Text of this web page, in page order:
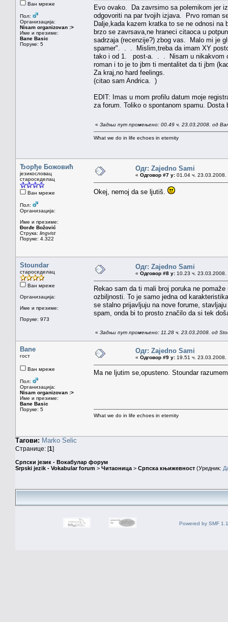
Ван мреже
Пол:
Организација:
Nisam organizovan :>
Име и презиме:
Bane Basic
Поруке: 5
Evo ovako. Da zavrsimo sa polemikom jer
odgovoriti na par tvojih izjava. Prvo roman
Dalje,kada kazem kratka to se ne odnosi
brzo se zavrsava,ne hraneci citaoca u
sadrzaja (recenzije?) zbog vas. Malo mi je
spamer". . . Mislim,treba da imam XY
tako i od 1. post-a. . . Nisam u nikakvom
roman i to je to jbm ti mentalitet da ti jbm
Za kraj,no hard feelings.
(citao sam Andrica. )
EDIT: Imas u mom profilu datum moje
za forum. Toliko o spontanom spamu. Dosta
« Задњи пут промењено: 00.49 ч. 23.03.2008. од
What we do in life echoes in eternity
Ђорђе Божовић
језикословац
староседелац
Ван мреже
Пол:
Организација:
Име и презиме:
Đorđe Božović
Струка: lingvist
Поруке: 4.322
Одг: Zajedno Sami
« Одговор #7 у: 01.04 ч. 23.03.2008.
Okej, nemoj da se ljutiš.
Stoundar
староседелац
Ван мреже
Организација:
Име и презиме:
Поруке: 973
Одг: Zajedno Sami
« Одговор #8 у: 10.23 ч. 23.03.2008.
Rekao sam da ti mali broj poruka ne
ozbiljnosti. To je samo jedna od
se stalno prijavljuju na nove forume,
spam, onda bi to prosto značilo da si tek
« Задњи пут промењено: 11.28 ч. 23.03.2008. од
Bane
гост
Ван мреже
Пол:
Организација:
Nisam organizovan :>
Име и презиме:
Bane Basic
Поруке: 5
Одг: Zajedno Sami
« Одговор #9 у: 19.51 ч. 23.03.2008.
Ma ne ljutim se,opusteno. Stoundar
What we do in life echoes in eternity
Тагови: Marko Selic
Странице: [1]
Српски језик - Вокабулар форум
Srpski jezik - Vokabular forum > Читаоница > Српска књижевност (Уредник:
Powered by SMF